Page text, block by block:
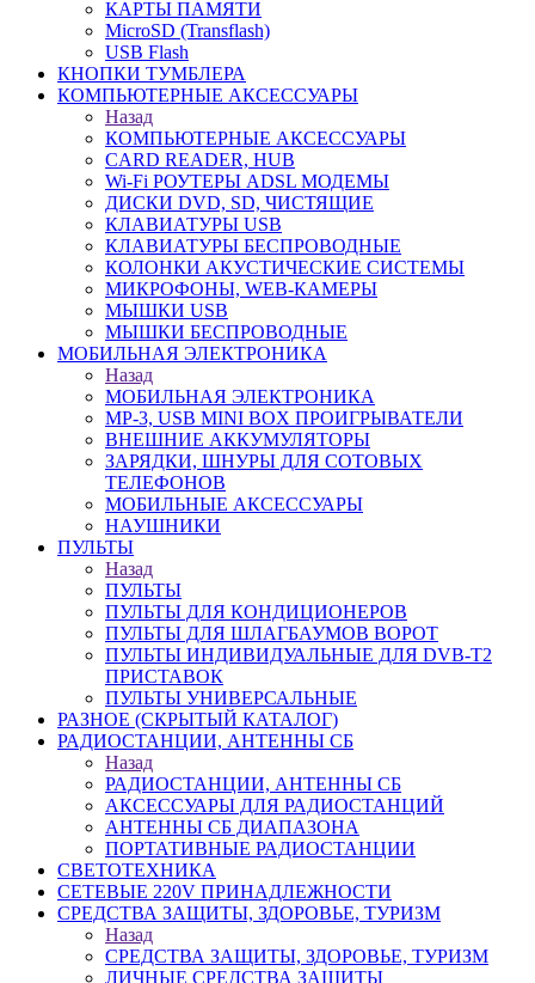
КАРТЫ ПАМЯТИ
MicroSD (Transflash)
USB Flash
КНОПКИ ТУМБЛЕРА
КОМПЬЮТЕРНЫЕ АКСЕССУАРЫ
Назад
КОМПЬЮТЕРНЫЕ АКСЕССУАРЫ
CARD READER, HUB
Wi-Fi РОУТЕРЫ ADSL МОДЕМЫ
ДИСКИ DVD, SD, ЧИСТЯЩИЕ
КЛАВИАТУРЫ USB
КЛАВИАТУРЫ БЕСПРОВОДНЫЕ
КОЛОНКИ АКУСТИЧЕСКИЕ СИСТЕМЫ
МИКРОФОНЫ, WEB-КАМЕРЫ
МЫШКИ USB
МЫШКИ БЕСПРОВОДНЫЕ
МОБИЛЬНАЯ ЭЛЕКТРОНИКА
Назад
МОБИЛЬНАЯ ЭЛЕКТРОНИКА
MP-3, USB MINI BOX ПРОИГРЫВАТЕЛИ
ВНЕШНИЕ АККУМУЛЯТОРЫ
ЗАРЯДКИ, ШНУРЫ ДЛЯ СОТОВЫХ
ТЕЛЕФОНОВ
МОБИЛЬНЫЕ АКСЕССУАРЫ
НАУШНИКИ
ПУЛЬТЫ
Назад
ПУЛЬТЫ
ПУЛЬТЫ ДЛЯ КОНДИЦИОНЕРОВ
ПУЛЬТЫ ДЛЯ ШЛАГБАУМОВ ВОРОТ
ПУЛЬТЫ ИНДИВИДУАЛЬНЫЕ ДЛЯ DVB-T2
ПРИСТАВОК
ПУЛЬТЫ УНИВЕРСАЛЬНЫЕ
РАЗНОЕ (СКРЫТЫЙ КАТАЛОГ)
РАДИОСТАНЦИИ, АНТЕННЫ CБ
Назад
РАДИОСТАНЦИИ, АНТЕННЫ CБ
АКСЕССУАРЫ ДЛЯ РАДИОСТАНЦИЙ
АНТЕННЫ CБ ДИАПАЗОНА
ПОРТАТИВНЫЕ РАДИОСТАНЦИИ
СВЕТОТЕХНИКА
СЕТЕВЫЕ 220V ПРИНАДЛЕЖНОСТИ
СРЕДСТВА ЗАЩИТЫ, ЗДОРОВЬЕ, ТУРИЗМ
Назад
СРЕДСТВА ЗАЩИТЫ, ЗДОРОВЬЕ, ТУРИЗМ
ЛИЧНЫЕ СРЕДСТВА ЗАЩИТЫ